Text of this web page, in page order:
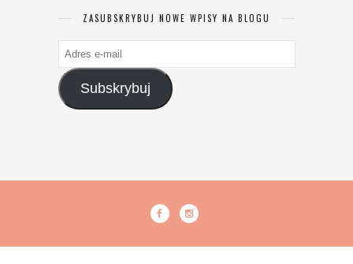
ZASUBSKRYBUJ NOWE WPISY NA BLOGU
Adres
e-
mail Subskrybuj